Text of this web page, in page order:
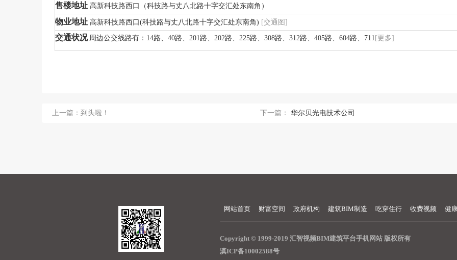
售楼地址 高新科技路西口（科技路与丈八北路十字交汇处东南角）
物业地址 高新科技路西口(科技路与丈八北路十字交汇处东南角) [交通图]
交通状况 周边公交线路有：14路、40路、201路、202路、225路、308路、312路、405路、604路、711 [更多]
上一篇：到头啦！ 下一篇： 华尔贝光电技术公司
网站首页 财富空间 政府机构 建筑BIM制造 吃穿住行 收费视频 健
Copyright © 1999-2019 汇智视频BIM建筑平台手机网站 版权所有
滇ICP备10002588号